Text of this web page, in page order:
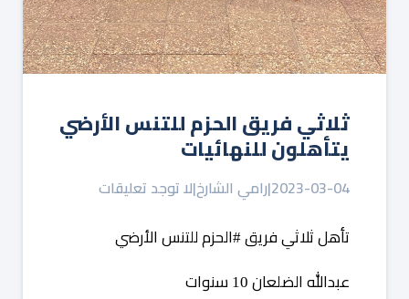
ثلاثي فريق ⁧‫الحزم‬⁩ للتنس الأرضي
يتأهلون للنهائيات
2023-03-04
|رامي الشارخ|لا توجد تعليقات
تأهلثلاثيفريق ⁧‫#الحزمللتنسالأرضي
عبداللهالضلعان
سنوات